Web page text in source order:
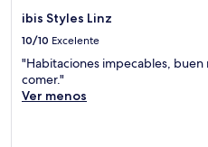
ibis Styles Linz
10/10 Excelente
"Habitaciones impecables, buen
comer."
Ver menos